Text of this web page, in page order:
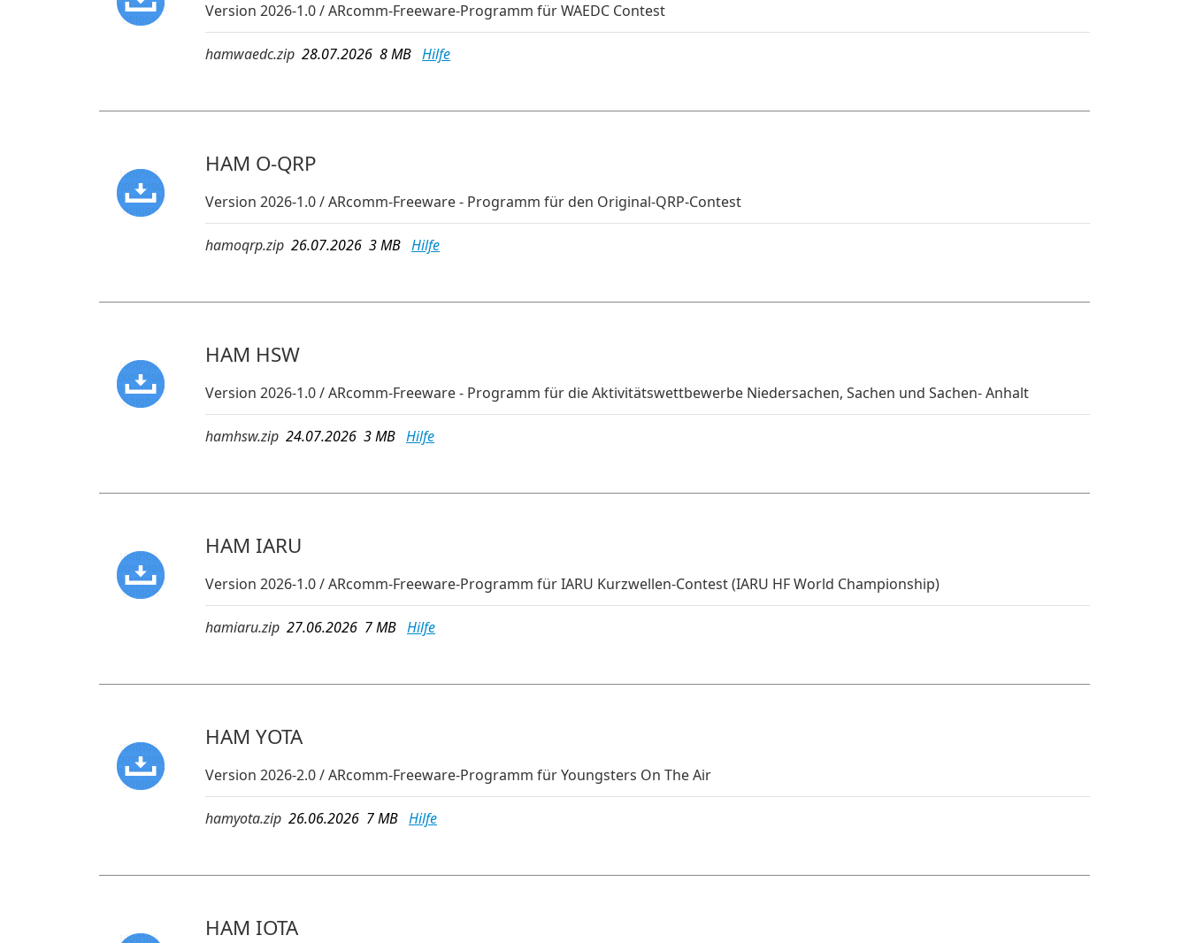
Version 2026-1.0 / ARcomm-Freeware-Programm für WAEDC Contest
hamwaedc.zip 28.07.2026 8 MB Hilfe
HAM O-QRP
Version 2026-1.0 / ARcomm-Freeware - Programm für den Original-QRP-Contest
hamoqrp.zip 26.07.2026 3 MB Hilfe
HAM HSW
Version 2026-1.0 / ARcomm-Freeware - Programm für die Aktivitätswettbewerbe Niedersachen, Sachen und Sachen- Anhalt
hamhsw.zip 24.07.2026 3 MB Hilfe
HAM IARU
Version 2026-1.0 / ARcomm-Freeware-Programm für IARU Kurzwellen-Contest (IARU HF World Championship)
hamiaru.zip 27.06.2026 7 MB Hilfe
HAM YOTA
Version 2026-2.0 / ARcomm-Freeware-Programm für Youngsters On The Air
hamyota.zip 26.06.2026 7 MB Hilfe
HAM IOTA